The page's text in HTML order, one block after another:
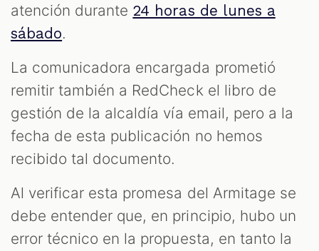
atención durante 24 horas de lunes a
sábado.
La comunicadora encargada prometió
remitir también a RedCheck el libro de
gestión de la alcaldía vía email, pero a la
fecha de esta publicación no hemos
recibido tal documento.
Al verificar esta promesa del Armitage se
debe entender que, en principio, hubo un
error técnico en la propuesta, en tanto la